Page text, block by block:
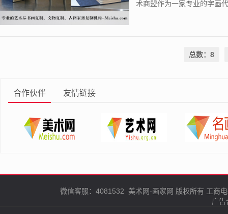
术商盟作为一家专业的字画
总数：8
合作伙伴 友情链接
微信客服：4081532 美术网-画家网 版权所有 工商
广